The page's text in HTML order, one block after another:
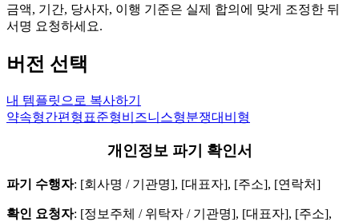
금액, 기간, 당사자, 이행 기준은 실제 합의에 맞게 조정한 뒤
서명 요청하세요.
버전 선택
내 템플릿으로 복사하기
약속형간편형 표준형비즈니스형분쟁대비형
개인정보 파기 확인서
파기 수행자: [회사명 / 기관명], [대표자], [주소], [연락처]
확인 요청자: [정보주체 / 위탁자 / 기관명], [대표자], [주소],